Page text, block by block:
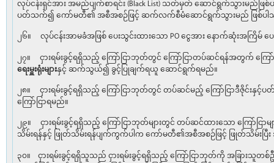
လုပ်ငန်းရှင်အား အမည်ပျက်စာရင်း (Black List) သတ်မှတ် ဆောင်ရွက်သွားမည်ဖြ
ပတ်သက်၍ ကော်မတီ၏ အစီအစဉ်ဖြင့် ဆက်လက်စီမံဆောင်ရွက်သွားမည် ဖြစ်ပါ
၂၆။ လုပ်ငန်းအာမခံအဖြစ် ပေးသွင်းထားသော PO ငွေအား နောက်ဆုံးအကြိမ် ပ
၂၇။ ငှားရမ်းခွင့်ရရှိသည့် ကြော်ငြာဘုတ်တွင် ကြော်ငြာတပ်ဆင်ရန်အတွက် ကြ
ရေးမှူးရုံးများနှင့် ဆက်သွယ်၍ ခွင့်ပြုချက်ရယူ ဆောင်ရွက်ရမည်။
၂၈။ ငှားရမ်းခွင့်ရရှိသည့် ကြော်ငြာဘုတ်တွင် တပ်ဆင်မည့် ကြော်ငြာဒီဇိုင်း
ကြော်ငြာရမည်။
၂၉။ ငှားရမ်းခွင့်ရရှိသည့် ကြော်ငြာဘုတ်များတွင် တပ်ဆင်ထားသော ကြော်င
သိမ်းရန်နှင့် ဖြုတ်သိမ်းရန်ပျက်ကွက်ပါက ကော်မတီ၏အစီအစဉ်ဖြင့် ဖြုတ်သိမ်းပြီ
၃၀။ ငှားရမ်းခွင့်ရရှိသူသည် ငှားရမ်းခွင့်ရရှိသည့် ကြော်ငြာဘုတ်ကို အခြား